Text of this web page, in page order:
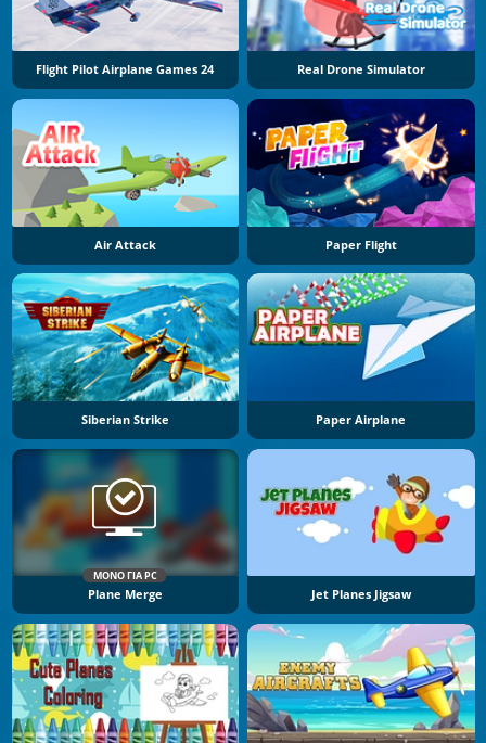
Flight Pilot Airplane Games 24 Real Drone Simulator
Air Attack Paper Flight
Siberian Strike Paper Airplane
ΜΌΝΟ ΓΙΑ PC
Plane Merge Jet Planes Jigsaw